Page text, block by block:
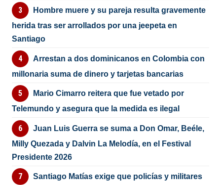
Hombre muere y su pareja resulta gravemente
herida tras ser arrollados por una jeepeta en
Santiago
Arrestan a dos dominicanos en Colombia con
millonaria suma de dinero y tarjetas bancarias
Mario Cimarro reitera que fue vetado por
Telemundo y asegura que la medida es ilegal
Juan Luis Guerra se suma a Don Omar, Beéle,
Milly Quezada y Dalvin La Melodía, en el Festival
Presidente 2026
Santiago Matías exige que policías y militares